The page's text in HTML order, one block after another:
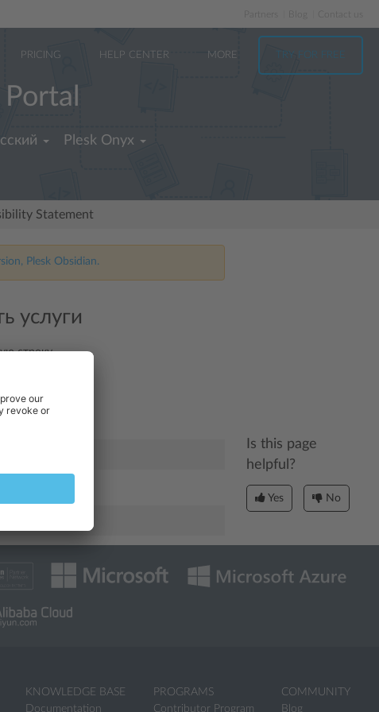
Partners
PRICING HELP CENTER MORE TRY FOR FREE
Plesk Onyx
Statement
Plesk Obsidian.
услуги
строку.
услуги, на
Is this page
helpful?
Yes No
KNOWLEDGE BASE
Documentation
PROGRAMS
Contributor Program
COMMUNITY
Blog